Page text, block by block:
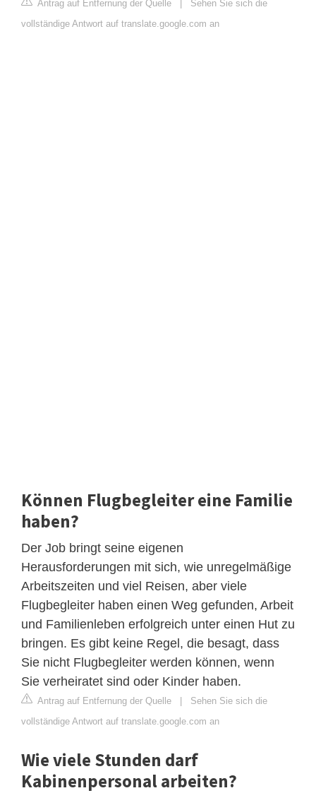
Antrag auf Entfernung der Quelle
Sehen Sie sich die
vollständige Antwort auf translate.google.com an
Können Flugbegleiter eine Familie
haben?
Der Job bringt seine eigenen
Herausforderungen mit sich, wie unregelmäßige
Arbeitszeiten und viel Reisen, aber viele
Flugbegleiter haben einen Weg gefunden, Arbeit
und Familienleben erfolgreich unter einen Hut zu
bringen. Es gibt keine Regel, die besagt, dass
Sie nicht Flugbegleiter werden können, wenn
Sie verheiratet sind oder Kinder haben.
Antrag auf Entfernung der Quelle | Sehen Sie sich die
vollständige Antwort auf translate.google.com an
Wie viele Stunden darf
Kabinenpersonal arbeiten?